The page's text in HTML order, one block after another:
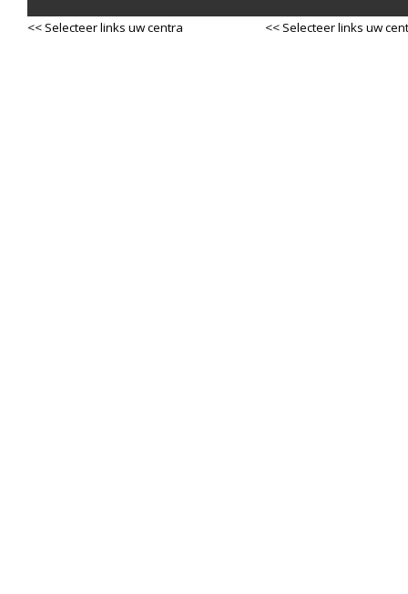
<< Selecteer links uw centra << Selecteer links uw